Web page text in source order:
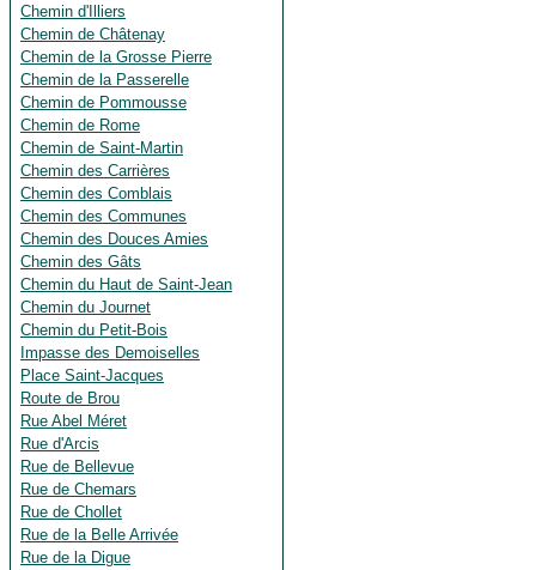
Chemin d'Illiers
Chemin de Châtenay
Chemin de la Grosse Pierre
Chemin de la Passerelle
Chemin de Pommousse
Chemin de Rome
Chemin de Saint-Martin
Chemin des Carrières
Chemin des Comblais
Chemin des Communes
Chemin des Douces Amies
Chemin des Gâts
Chemin du Haut de Saint-Jean
Chemin du Journet
Chemin du Petit-Bois
Impasse des Demoiselles
Place Saint-Jacques
Route de Brou
Rue Abel Méret
Rue d'Arcis
Rue de Bellevue
Rue de Chemars
Rue de Chollet
Rue de la Belle Arrivée
Rue de la Digue